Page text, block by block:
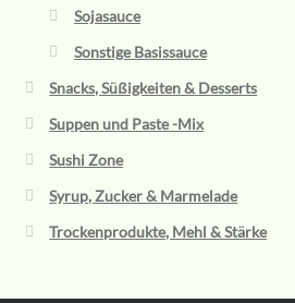
Sojasauce
Sonstige Basissauce
Snacks, Süßigkeiten & Desserts
Suppen und Paste -Mix
Sushi Zone
Syrup, Zucker & Marmelade
Trockenprodukte, Mehl & Stärke